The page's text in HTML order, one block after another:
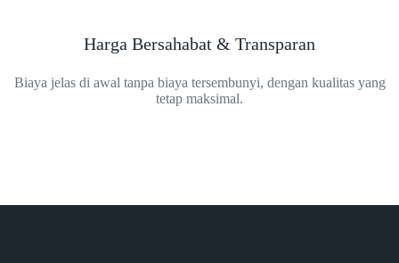
Harga Bersahabat & Transparan
Biaya jelas di awal tanpa biaya tersembunyi, dengan kualitas yang
tetap maksimal.